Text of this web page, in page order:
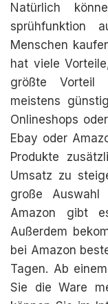
Natürlich
sprühfunktion
Menschen
hat viele
größte Vorteil
meistens
Onlineshops
Ebay oder
Produkte
Umsatz zu
große
Amazon gibt
Außerdem
bei Amazon
Tagen. Ab
Sie die Ware